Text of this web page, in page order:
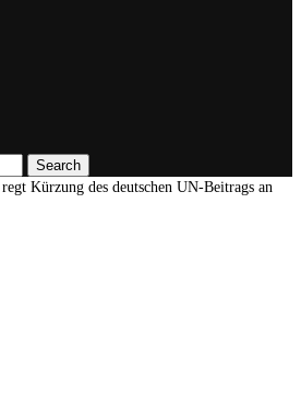
Search
regt Kürzung des deutschen UN-Beitrags an